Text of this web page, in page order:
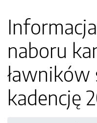
naboru
ławników
kadencję